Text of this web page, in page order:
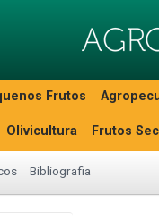
Frutos
Olivicultura Frutos
Bibliografia